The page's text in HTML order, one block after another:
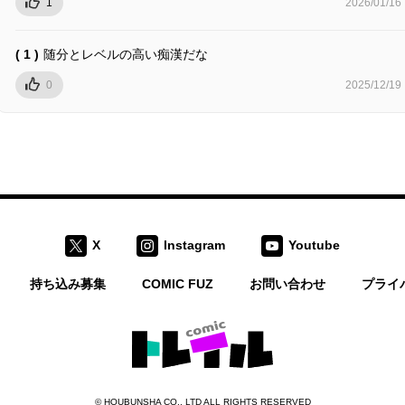
( 1 ) 随分とレベルの高い痴漢だな
0 2025/12/19
X Instagram Youtube
持ち込み募集 COMIC FUZ お問い合わせ プライ
コミックトレイル
©HOUBUNSHA CO., LTDALL RIGHTS RESERVED